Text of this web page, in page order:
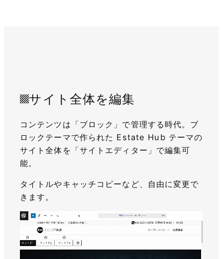
サイト全体を編集
コンテンツは「ブロック」で管理する時代。ブ
ロックテーマで作られた Estate Hub テーマの
サイト全体を「サイトエディター」で編集可
能。
タイトルやキャッチコピーなど、自由に変更で
きます。